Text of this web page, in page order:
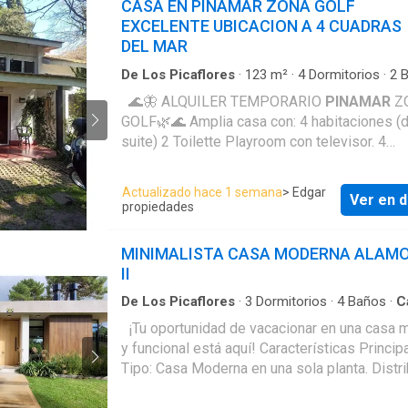
CASA EN PINAMAR ZONA GOLF
EXCELENTE UBICACION A 4 CUADRAS
DEL MAR
De Los Picaflores · 123 m² · 4Dormitorios · 2
🌊🦋 ALQUILER TEMPORARIO PINAMAR
GOLF🌿🌊 Amplia casa con: 4 habitaciones (dos en
suite) 2 Toilette Playroom con televisor. 4
freezer, heladera, cocina industrial, etc Living
para dos autos Wi-Fi con fibra óptica Alarma A 2
cuadras de show, a 2 cuadras de
farmacia, panadería, casa de comidas y a 4
de la playa, zona cocodrilo o UFO point.
Actualizado hace 1 semana> Edgar
propiedades
Ver en
MINIMALISTA CASA MODERNA
II
De Los Picaflores · 3 Dormitorios · 4Baños ·
y funcional está aquí! Características Principales:
Tipo: Casa Moderna en una sola planta. Distribución: